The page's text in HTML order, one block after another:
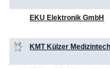
EKU Elektronik GmbH
KMT Külzer